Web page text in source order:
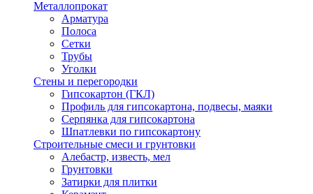
Металлопрокат
Арматура
Полоса
Сетки
Трубы
Уголки
Стены и перегородки
Гипсокартон (ГКЛ)
Профиль для гипсокартона, подвесы, маяки
Серпянка для гипсокартона
Шпатлевки по гипсокартону
Строительные смеси и грунтовки
Алебастр, известь, мел
Грунтовки
Затирки для плитки